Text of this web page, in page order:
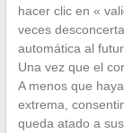
hacer clic en «
veces
automática al
Una vez que el
A menos que
extrema,
queda atado a